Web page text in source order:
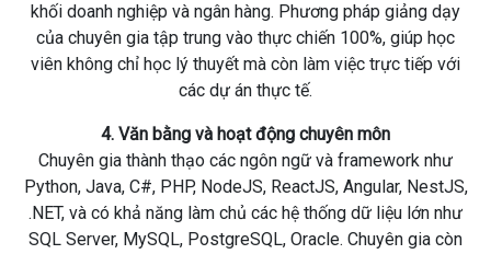
khối doanh nghiệp và ngân hàng. Phương pháp giảng dạy
của chuyên gia tập trung vào thực chiến 100%, giúp học
viên không chỉ học lý thuyết mà còn làm việc trực tiếp với
các dự án thực tế.
4. Văn bằng và hoạt động chuyên môn
Chuyên gia thành thạo các ngôn ngữ và framework như
Python, Java, C#, PHP, NodeJS, ReactJS, Angular, NestJS,
.NET, và có khả năng làm chủ các hệ thống dữ liệu lớn như
SQL Server, MySQL, PostgreSQL, Oracle. Chuyên gia còn